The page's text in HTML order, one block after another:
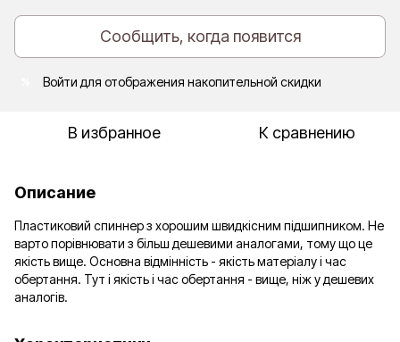
Сообщить, когда появится
Войти для отображения накопительной скидки
В избранное К сравнению
Описание
Пластиковий спиннер з хорошим швидкісним підшипником. Не
варто порівнювати з більш дешевими аналогами, тому що це
якість вище. Основна відмінність - якість матеріалу і час
обертання. Тут і якість і час обертання - вище, ніж у дешевих
аналогів.